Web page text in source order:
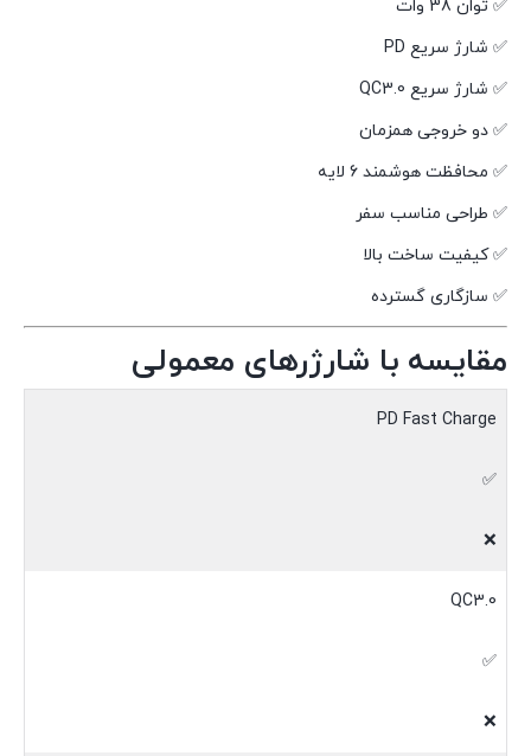
✅ توان 38 وات
✅ شارژ سریع PD
✅ شارژ سریع QC3.0
✅ دو خروجی همزمان
✅ محافظت هوشمند 6 لایه
✅ طراحی مناسب سفر
✅ کیفیت ساخت بالا
✅ سازگاری گسترده
مقایسه با شارژرهای معمولی
PD Fast Charge
✅
❌
QC3.0
✅
❌